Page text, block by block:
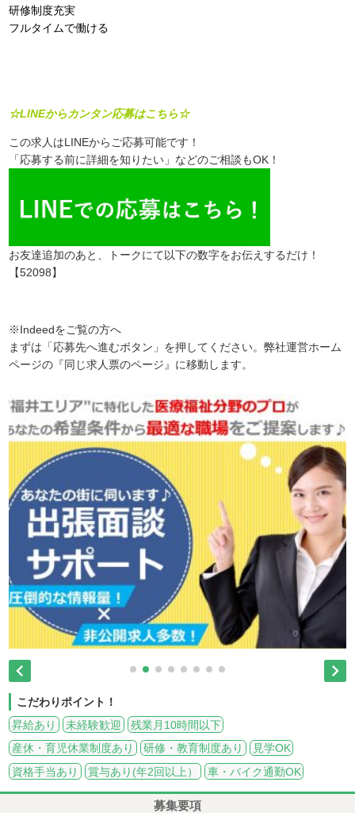
研修制度充実
フルタイムで働ける
☆LINEからカンタン応募はこちら☆
この求人はLINEからご応募可能です！
「応募する前に詳細を知りたい」などのご相談もOK！
お友達追加のあと、トークにて以下の数字をお伝えするだけ！
【52098】
※Indeedをご覧の方へ
まずは「応募先へ進むボタン」を押してください。弊社運営ホーム
ページの『同じ求人票のページ』に移動します。
 
こだわりポイント！
昇給あり
未経験歓迎
残業月10時間以下
産休・育児休業制度あり
研修・教育制度あり
見学OK
資格手当あり
賞与あり(年2回以上） 車・バイク通勤OK
募集要項